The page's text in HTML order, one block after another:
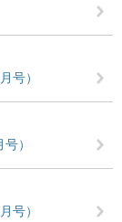
号）
）
号）